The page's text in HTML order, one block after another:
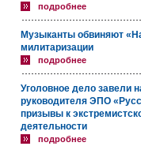
подробнее
Музыканты обвиняют
милитаризации
подробнее
Уголовное дело завели
руководителя ЭПО
призывы к
деятельности
подробнее